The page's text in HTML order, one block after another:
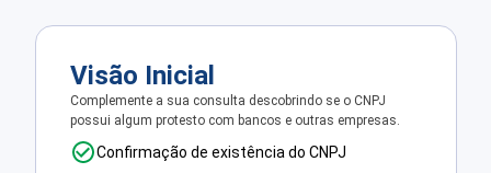
Visão Inicial
Complemente a sua consulta descobrindo se o CNPJ
possui algum protesto com bancos e outras empresas.
Confirmação de existência do CNPJ